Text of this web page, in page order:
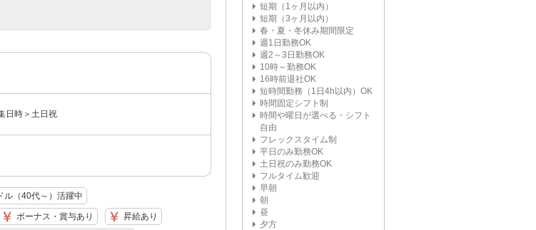
日時＞土日祝
ル（40代～）活躍中
ボーナス・賞与あり 昇給あり
短期（1ヶ月以内）
短期（3ヶ月以内）
春・夏・冬休み期間限定
週1日勤務OK
週2～3日勤務OK
10時～勤務OK
16時前退社OK
短時間勤務（1日4h以内）OK
時間固定シフト制
時間や曜日が選べる・シフト
自由
フレックスタイム制
平日のみ勤務OK
土日祝のみ勤務OK
フルタイム歓迎
早朝
朝
昼
夕方